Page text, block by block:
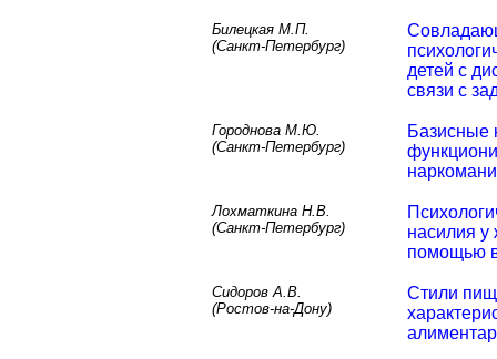
Билецкая М.П.
(Санкт-Петербург)
детей с
связи с
Городнова М.Ю.
(Санкт-Петербург)
Базисные
Лохматкина Н.В.
(Санкт-Петербург)
насилия
помощью
Сидоров А.В.
(Ростов-на-Дону)
Стили